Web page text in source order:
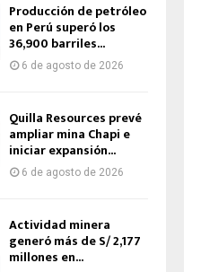
Producción de petróleo
en Perú superó los
36,900 barriles...
6 de agosto de 2026
Quilla Resources prevé
ampliar mina Chapi e
iniciar expansión...
6 de agosto de 2026
Actividad minera
generó más de S/ 2,177
millones en...